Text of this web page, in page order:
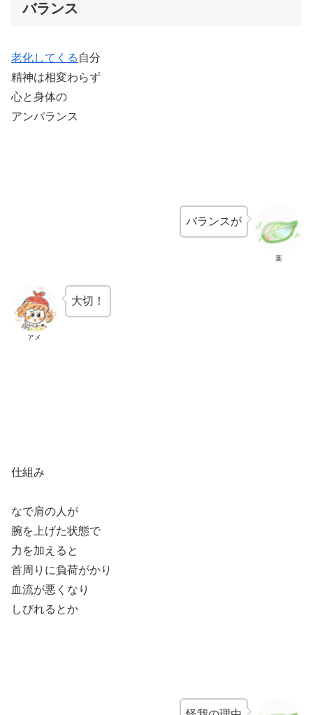
バランス
老化してくる 自分
精神は相変わらず
心と身体の
アンバランス
葉
バランスが
アメ
大切！
仕組み
なで肩の人が
腕を上げた状態で
力を加えると
首周りに負荷がかり
血流が悪くなり
しびれるとか